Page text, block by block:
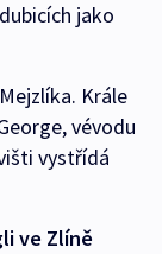
jako
Krále
vévodu
vystřídá
ve Zlíně